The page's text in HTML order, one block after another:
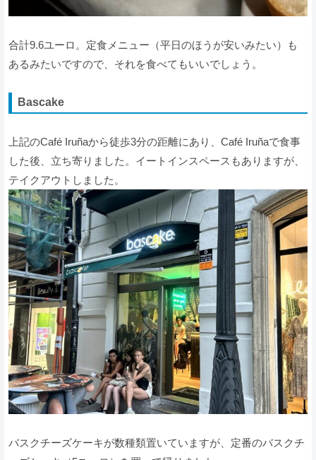
合計9.6ユーロ。定食メニュー（平日のほうが安いみたい）も
あるみたいですので、それを食べてもいいでしょう。
Bascake
上記のCafé Iruñaから徒歩3分の距離にあり、Café Iruñaで食事
した後、立ち寄りました。イートインスペースもありますが、
テイクアウトしました。
バスクチーズケーキが数種類置いていますが、定番のバスクチ